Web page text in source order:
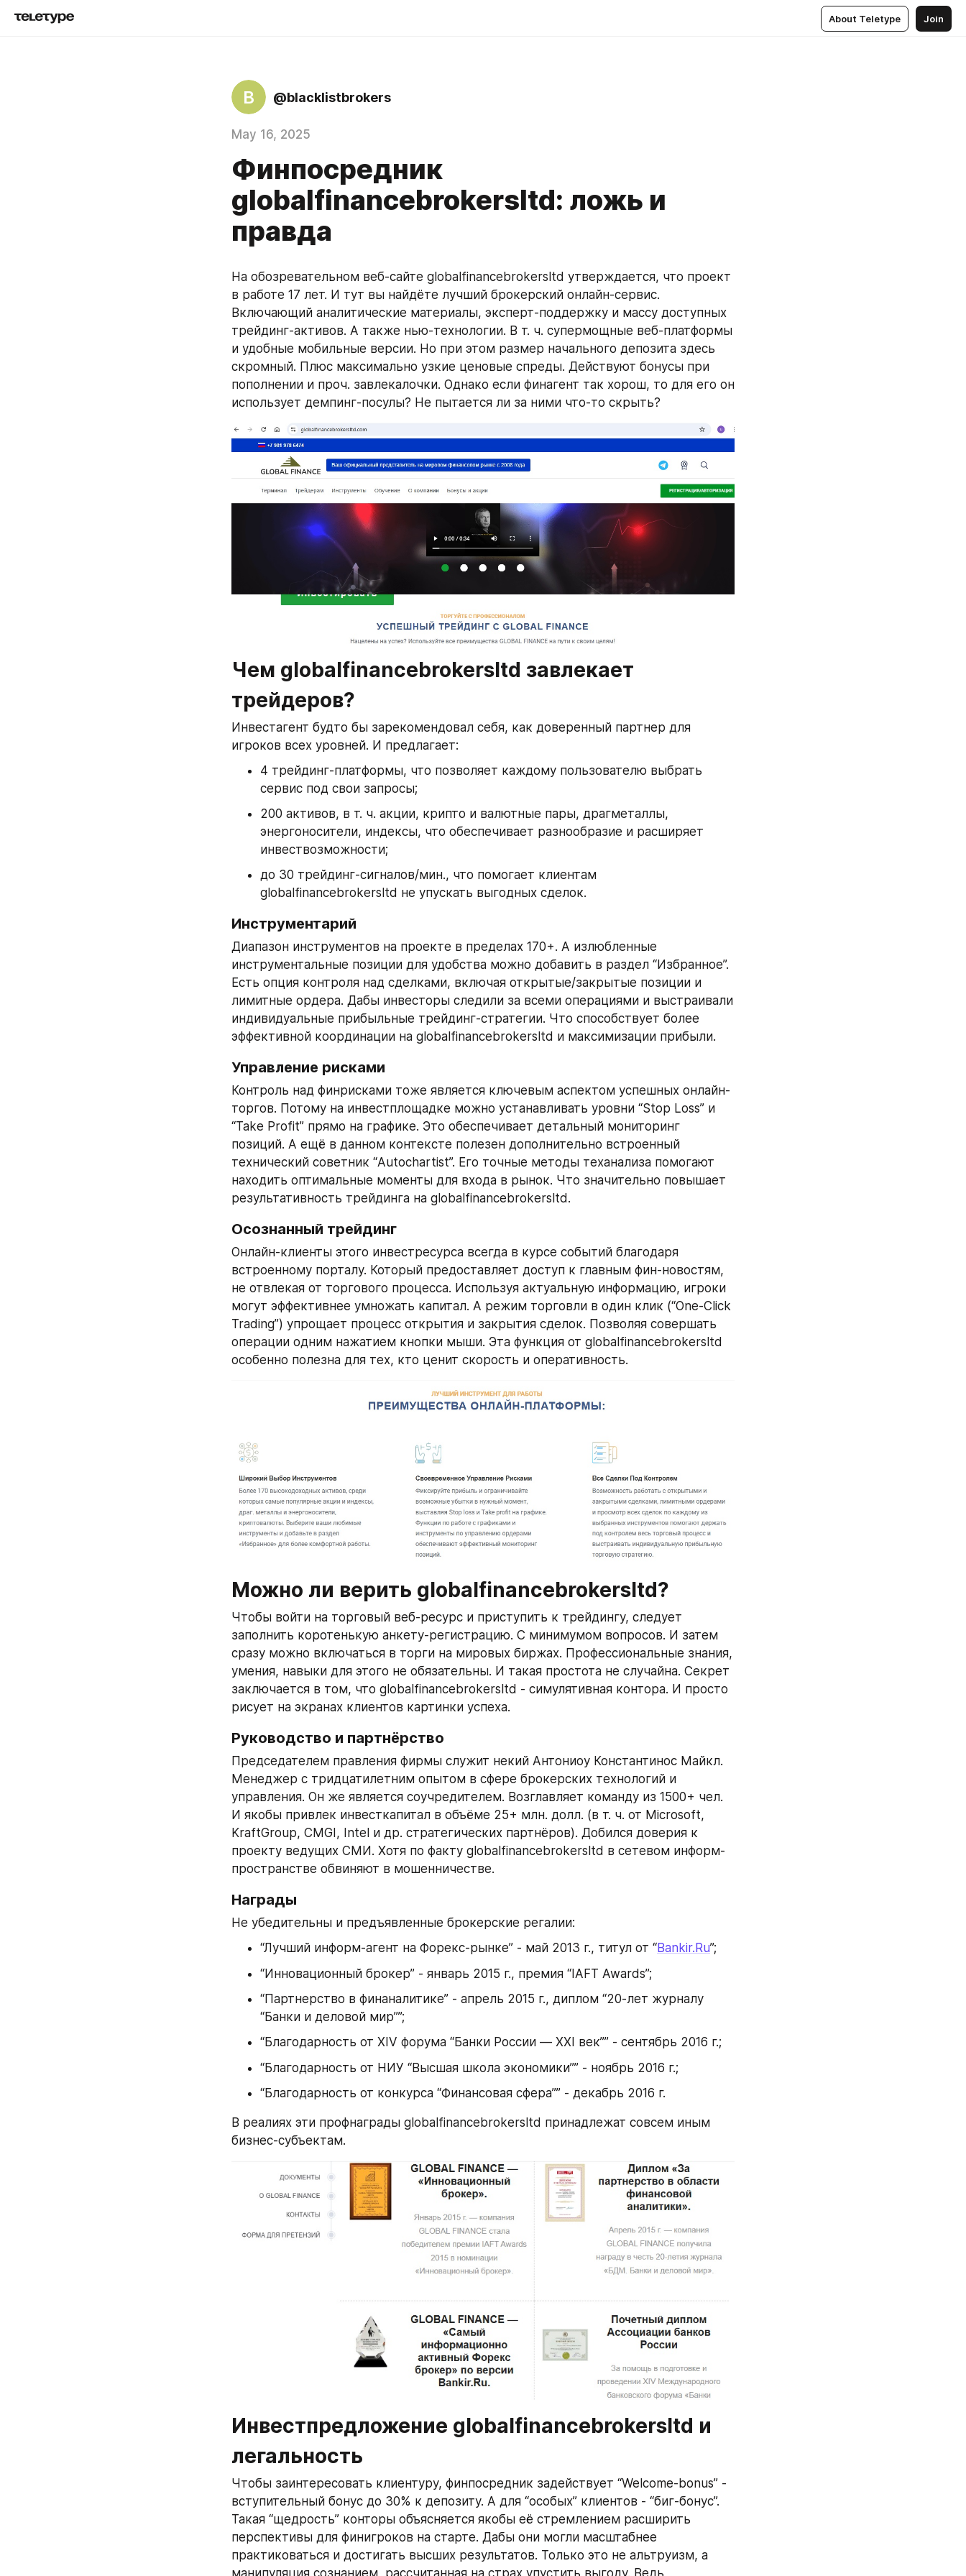
About Teletype Join
B @blacklistbrokers
May 16, 2025
Финпосредник
globalfinancebrokersltd: ложь и
правда
На обозревательном веб-сайте globalfinancebrokersltd утверждается, что проект
в работе 17 лет. И тут вы найдёте лучший брокерский онлайн-сервис.
Включающий аналитические материалы, эксперт-поддержку и массу доступных
трейдинг-активов. А также нью-технологии. В т. ч. супермощные веб-платформы
и удобные мобильные версии. Но при этом размер начального депозита здесь
скромный. Плюс максимально узкие ценовые спреды. Действуют бонусы при
пополнении и проч. завлекалочки. Однако если финагент так хорош, то для его он
использует демпинг-посулы? Не пытается ли за ними что-то скрыть?
Чем globalfinancebrokersltd завлекает
трейдеров?
Инвестагент будто бы зарекомендовал себя, как доверенный партнер для
игроков всех уровней. И предлагает:
4 трейдинг-платформы, что позволяет каждому пользователю выбрать
сервис под свои запросы;
200 активов, в т. ч. акции, крипто и валютные пары, драгметаллы,
энергоносители, индексы, что обеспечивает разнообразие и расширяет
инвествозможности;
до 30 трейдинг-сигналов/мин., что помогает клиентам
globalfinancebrokersltd не упускать выгодных сделок.
Инструментарий
Диапазон инструментов на проекте в пределах 170+. А излюбленные
инструментальные позиции для удобства можно добавить в раздел “Избранное”.
Есть опция контроля над сделками, включая открытые/закрытые позиции и
лимитные ордера. Дабы инвесторы следили за всеми операциями и выстраивали
индивидуальные прибыльные трейдинг-стратегии. Что способствует более
эффективной координации на globalfinancebrokersltd и максимизации прибыли.
Управление рисками
Контроль над финрисками тоже является ключевым аспектом успешных онлайн-
торгов. Потому на инвестплощадке можно устанавливать уровни “Stop Loss” и
“Take Profit” прямо на графике. Это обеспечивает детальный мониторинг
позиций. А ещё в данном контексте полезен дополнительно встроенный
технический советник “Autochartist”. Его точные методы теханализа помогают
находить оптимальные моменты для входа в рынок. Что значительно повышает
результативность трейдинга на globalfinancebrokersltd.
Осознанный трейдинг
Онлайн-клиенты этого инвестресурса всегда в курсе событий благодаря
встроенному порталу. Который предоставляет доступ к главным фин-новостям,
не отвлекая от торгового процесса. Используя актуальную информацию, игроки
могут эффективнее умножать капитал. А режим торговли в один клик (“One-Click
Trading”) упрощает процесс открытия и закрытия сделок. Позволяя совершать
операции одним нажатием кнопки мыши. Эта функция от globalfinancebrokersltd
особенно полезна для тех, кто ценит скорость и оперативность.
Можно ли верить globalfinancebrokersltd?
Чтобы войти на торговый веб-ресурс и приступить к трейдингу, следует
заполнить коротенькую анкету-регистрацию. С минимумом вопросов. И затем
сразу можно включаться в торги на мировых биржах. Профессиональные знания,
умения, навыки для этого не обязательны. И такая простота не случайна. Секрет
заключается в том, что globalfinancebrokersltd - симулятивная контора. И просто
рисует на экранах клиентов картинки успеха.
Руководство и партнёрство
Председателем правления фирмы служит некий Антониоу Константинос Майкл.
Менеджер с тридцатилетним опытом в сфере брокерских технологий и
управления. Он же является соучредителем. Возглавляет команду из 1500+ чел.
И якобы привлек инвесткапитал в объёме 25+ млн. долл. (в т. ч. от Microsoft,
KraftGroup, CMGI, Intel и др. стратегических партнёров). Добился доверия к
проекту ведущих СМИ. Хотя по факту globalfinancebrokersltd в сетевом информ-
пространстве обвиняют в мошенничестве.
Награды
Не убедительны и предъявленные брокерские регалии:
“Лучший информ-агент на Форекс-рынке” - май 2013 г., титул от “Bankir.Ru”;
“Инновационный брокер” - январь 2015 г., премия “IAFT Awards”;
“Партнерство в финаналитике” - апрель 2015 г., диплом “20-лет журналу
“Банки и деловой мир””;
“Благодарность от XIV форума “Банки России — XXI век”” - сентябрь 2016 г.;
“Благодарность от НИУ “Высшая школа экономики”” - ноябрь 2016 г.;
“Благодарность от конкурса “Финансовая сфера”” - декабрь 2016 г.
В реалиях эти профнаграды globalfinancebrokersltd принадлежат совсем иным
бизнес-субъектам.
Инвестпредложение globalfinancebrokersltd и
легальность
Чтобы заинтересовать клиентуру, финпосредник задействует “Welcome-bonus” -
вступительный бонус до 30% к депозиту. А для “особых” клиентов - “биг-бонус”.
Такая “щедрость” конторы объясняется якобы её стремлением расширить
перспективы для финигроков на старте. Дабы они могли масштабнее
практиковаться и достигать высших результатов. Только это не альтруизм, а